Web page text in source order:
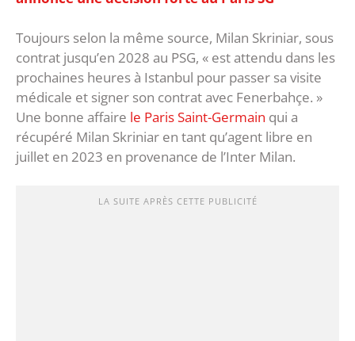
Toujours selon la même source, Milan Skriniar, sous
contrat jusqu’en 2028 au PSG, « est attendu dans les
prochaines heures à Istanbul pour passer sa visite
médicale et signer son contrat avec Fenerbahçe. »
Une bonne affaire le Paris Saint-Germain qui a
récupéré Milan Skriniar en tant qu’agent libre en
juillet en 2023 en provenance de l’Inter Milan.
LA SUITE APRÈS CETTE PUBLICITÉ